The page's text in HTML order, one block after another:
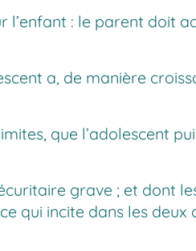
l’enfant : le parent doit
a, de manière
que l’adolescent
grave ; et dont
qui incite dans les